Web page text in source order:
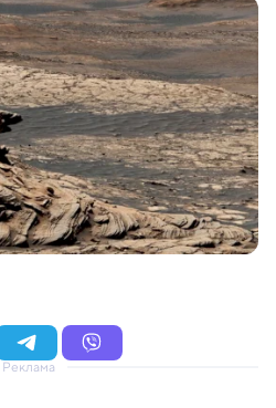
Реклама